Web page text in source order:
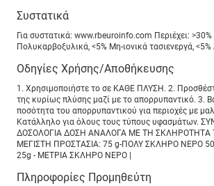
Συστατικά
Για συστατικά: www.rbeuroinfo.com Περιέχει: >30%
Πολυκαρβοξυλικά, <5% Μη-ιονικά τασιενεργά,
Οδηγίες Χρήσης/Αποθήκευσης
1. Χρησιμοποιήστε το σε ΚΑΘΕ ΠΛΥΣΗ. 2.
της κυρίως πλύσης μαζί με το απορρυπαντικό. 3.
ποσότητα του απορρυπαντικού για περιοχές με
Κατάλληλο για όλους τους τύπους υφασμάτων.
ΔΟΣΟΛΟΓΙΑ ΔΟΣΗ ΑΝΑΛΟΓΑ ΜΕ ΤΗ ΣΚΛΗΡΟΤΗΤΑ
ΜΕΓΙΣΤΗ ΠΡΟΣΤΑΣΙΑ: 75 g-ΠΟΛΥ ΣΚΛΗΡΟ ΝΕΡΟ
25g - ΜΕΤΡΙΑ ΣΚΛΗΡΟ ΝΕΡO |
Πληροφορίες Προμηθεύτη